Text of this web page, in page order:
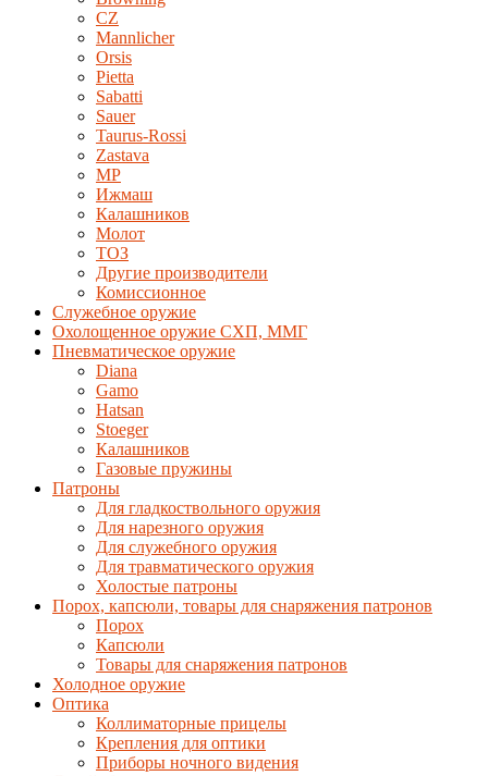
CZ
Mannlicher
Orsis
Pietta
Sabatti
Sauer
Taurus-Rossi
Zastava
MP
Ижмаш
Калашников
Молот
ТОЗ
Другие производители
Комиссионное
Служебное оружие
Охолощенное оружие СХП, ММГ
Пневматическое оружие
Diana
Gamo
Hatsan
Stoeger
Калашников
Газовые пружины
Патроны
Для гладкоствольного оружия
Для нарезного оружия
Для служебного оружия
Для травматического оружия
Холостые патроны
Порох, капсюли, товары для снаряжения патронов
Порох
Капсюли
Товары для снаряжения патронов
Холодное оружие
Оптика
Коллиматорные прицелы
Крепления для оптики
Приборы ночного видения